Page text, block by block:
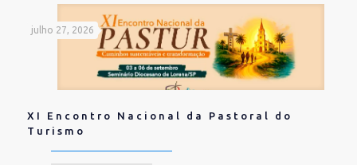
julho 27, 2026
XI Encontro Nacional da Pastoral do
Turismo